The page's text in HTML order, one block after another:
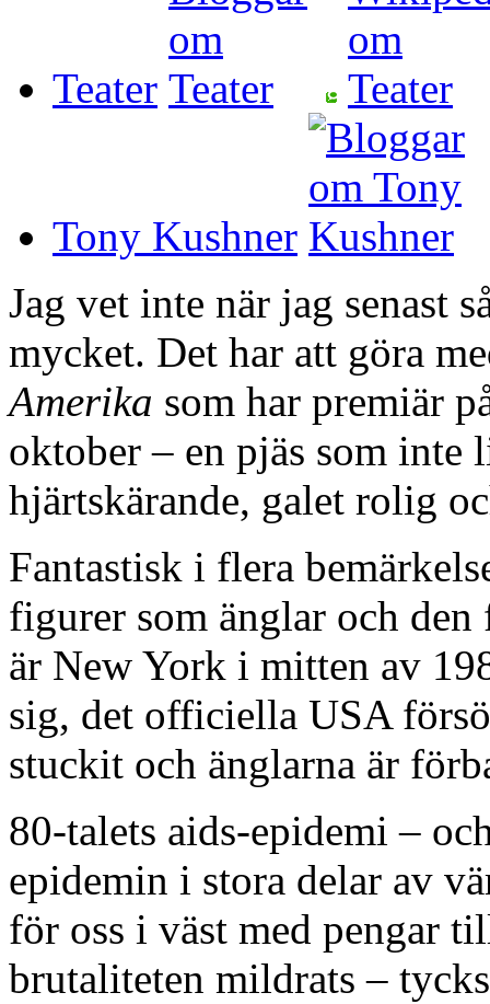
Teater
Tony Kushner
Jag vet inte när jag senast
mycket. Det har att göra
Amerika som har premiär
oktober – en pjäs som
hjärtskärande, galet rolig
Fantastisk i flera
figurer som änglar och
är New York i mitten av
sig, det officiella USA
stuckit och änglarna är
80-talets aids-epidemi –
epidemin i stora delar av
för oss i väst med pengar
brutaliteten mildrats –